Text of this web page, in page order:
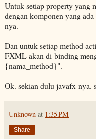
Untuk setiap property
dengan komponen yang
nya.
Dan untuk setiap method
FXML akan di-binding
{nama_method}".
Ok. sekian dulu javafx-nya.
Unknown at 1:35 PM
Share